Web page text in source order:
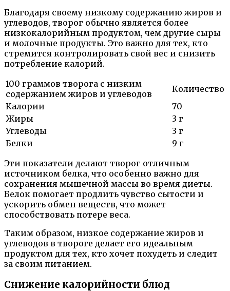
Благодаря своему низкому содержанию жиров и
углеводов, творог обычно является более
низкокалорийным продуктом, чем другие сыры
и молочные продукты. Это важно для тех, кто
стремится контролировать свой вес и снизить
потребление калорий.
100 граммов творога с низким
содержанием жиров и углеводов
Количество
Калории
70
Жиры
3 г
Углеводы
3 г
Белки
9 г
Эти показатели делают творог отличным
источником белка, что особенно важно для
сохранения мышечной массы во время диеты.
Белок помогает продлить чувство сытости и
ускорить обмен веществ, что может
способствовать потере веса.
Таким образом, низкое содержание жиров и
углеводов в твороге делает его идеальным
продуктом для тех, кто хочет похудеть и следит
за своим питанием.
Снижение калорийности блюд